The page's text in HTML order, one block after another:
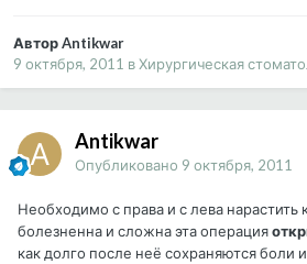
Автор Antikwar
9 октября, 2011 вХирургическая
Antikwar
Опубликовано 9 октября, 2011
Необходимо с права и с лева нарастить
болезненна и сложна эта операция
как долго после неё сохраняются боли